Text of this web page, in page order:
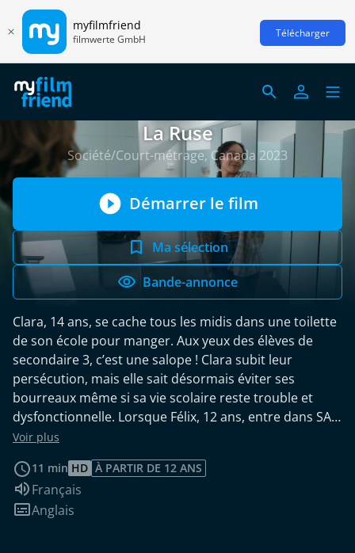
myfilmfriend
filmwerte GmbH Télécharger
La Ruse
Société/Court-métrage, Canada 2023
Démarrer le film
Ma sélection
Bande-annonce
Clara, 14 ans, se cache tous les midis dans une toilette
de son école pour manger. Aux yeux des élèves de
secondaire 3, c’est une salope ! Clara subit leur
persécution, mais elle sait désormais éviter ses
bourreaux même si sa vie scolaire reste trouble et
dysfonctionnelle. Lorsque Félix, 12 ans, entre dans SA
pièce pour se protéger lui aussi de ses intimidateurs,
Pendant ce tête-à-tête obligé, la résistance des deux
bêtes traquées fait place à la complicité. Et quand les
assaillants de Félix trouvent leur cache, Clara et Félix
Voir plus
11 min HD À PARTIR DE 12 ANS
Audio :
Français
Sous-titres :
Anglais